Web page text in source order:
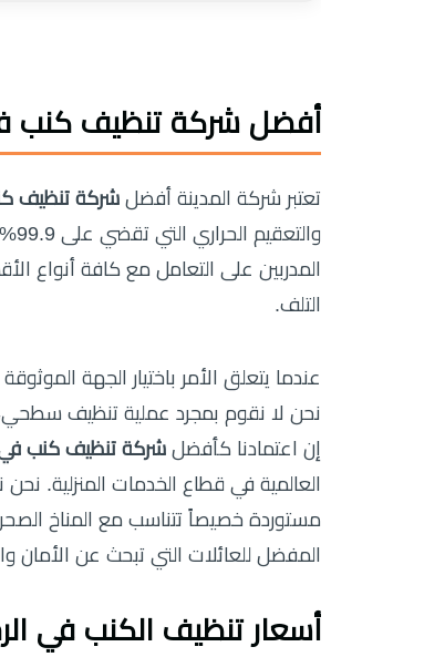
أفضل شركة تنظيف كنب
تعتبر شركة المدينة أفضل شركة تنظيف
المدربين على التعامل مع كافة أنواع
التلف.
عندما يتعلق الأمر باختيار الجهة
نحن لا نقوم بمجرد عملية تنظيف
إن اعتمادنا كأفضل شركة تنظيف كنب في
العالمية في قطاع الخدمات المنزلية.
مستوردة خصيصاً تتناسب مع المناخ
المفضل للعائلات التي تبحث عن الأمان
أسعار تنظيف الكنب في